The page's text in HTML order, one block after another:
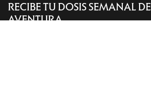
Encuentra una tienda
RECIBE TU DOSIS SEMANAL DE
AVENTURA